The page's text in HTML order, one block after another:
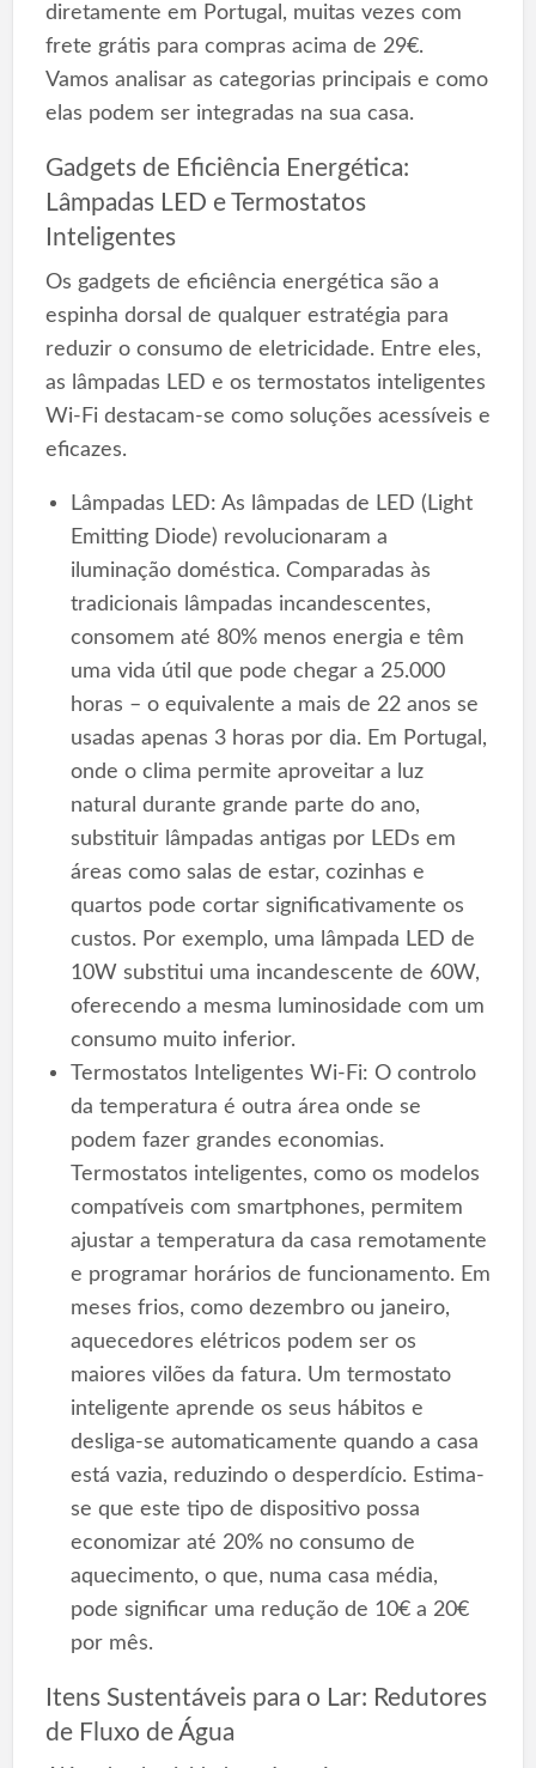
diretamente em Portugal, muitas vezes com
frete grátis para compras acima de 29€.
Vamos analisar as categorias principais e como
elas podem ser integradas na sua casa.
Gadgets de Eficiência Energética:
Lâmpadas LED e Termostatos
Inteligentes
Os gadgets de eficiência energética são a
espinha dorsal de qualquer estratégia para
reduzir o consumo de eletricidade. Entre eles,
as lâmpadas LED e os termostatos inteligentes
Wi-Fi destacam-se como soluções acessíveis e
eficazes.
Lâmpadas LED: As lâmpadas de LED (Light
Emitting Diode) revolucionaram a
iluminação doméstica. Comparadas às
tradicionais lâmpadas incandescentes,
consomem até 80% menos energia e têm
uma vida útil que pode chegar a 25.000
horas – o equivalente a mais de 22 anos se
usadas apenas 3 horas por dia. Em Portugal,
onde o clima permite aproveitar a luz
natural durante grande parte do ano,
substituir lâmpadas antigas por LEDs em
áreas como salas de estar, cozinhas e
quartos pode cortar significativamente os
custos. Por exemplo, uma lâmpada LED de
10W substitui uma incandescente de 60W,
oferecendo a mesma luminosidade com um
consumo muito inferior.
Termostatos Inteligentes Wi-Fi: O controlo
da temperatura é outra área onde se
podem fazer grandes economias.
Termostatos inteligentes, como os modelos
compatíveis com smartphones, permitem
ajustar a temperatura da casa remotamente
e programar horários de funcionamento. Em
meses frios, como dezembro ou janeiro,
aquecedores elétricos podem ser os
maiores vilões da fatura. Um termostato
inteligente aprende os seus hábitos e
desliga-se automaticamente quando a casa
está vazia, reduzindo o desperdício. Estima-
se que este tipo de dispositivo possa
economizar até 20% no consumo de
aquecimento, o que, numa casa média,
pode significar uma redução de 10€ a 20€
por mês.
Itens Sustentáveis para o Lar: Redutores
de Fluxo de Água